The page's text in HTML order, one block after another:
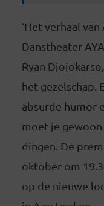
‘Het verhaal
Danstheater
Ryan
het gezelschap.
absurde humor
moet je gewoon
dingen. De
oktober om
op de nieuwe